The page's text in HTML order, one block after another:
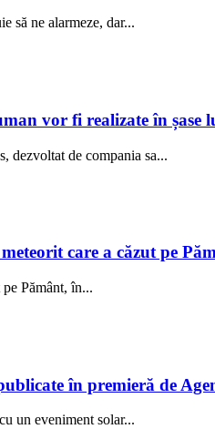
să ne alarmeze, dar...
vor fi realizate în șase
dezvoltat de compania sa...
care a căzut pe
Pământ, în...
în premieră de
un eveniment solar...